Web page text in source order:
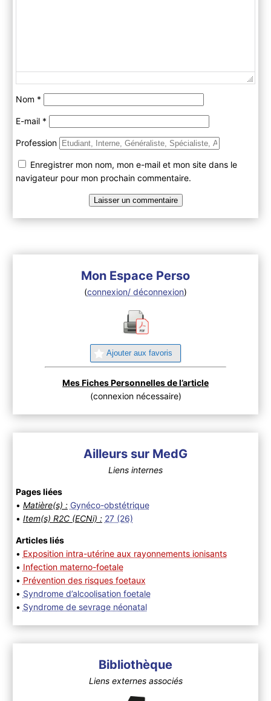
Nom *
E-mail *
Profession
Enregistrer mon nom, mon e-mail et mon site dans le
navigateur pour mon prochain commentaire.
Mon Espace Perso
(connexion/ déconnexion)
Ajouter aux favoris
Mes Fiches Personnelles de l’article
(connexion nécessaire)
Ailleurs sur MedG
Liens internes
Pages liées
• Matière(s) : Gynéco-obstétrique
• Item(s) R2C (ECNi) : 27 (26)
Articles liés
• Exposition intra-utérine aux rayonnements ionisants
• Infection materno-foetale
• Prévention des risques foetaux
• Syndrome d’alcoolisation foetale
• Syndrome de sevrage néonatal
Bibliothèque
Liens externes associés